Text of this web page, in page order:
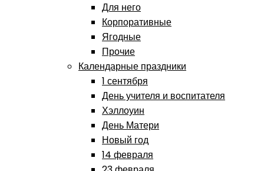
Для него
Корпоративные
Ягодные
Прочие
Календарные праздники
1 сентября
День учителя и воспитателя
Хэллоуин
День Матери
Новый год
14 февраля